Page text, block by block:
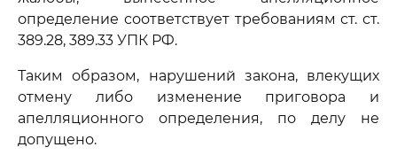
определение соответствует требованиям ст. ст.
389.28, 389.33 УПК РФ.
Таким образом, нарушений закона, влекущих
отмену либо изменение приговора и
апелляционного определения, по делу не
допущено.